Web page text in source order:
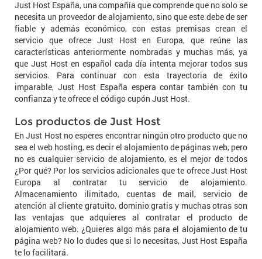
Just Host España, una compañía que comprende que no solo se
necesita un proveedor de alojamiento, sino que este debe de ser
fiable y además económico, con estas premisas crean el
servicio que ofrece Just Host en Europa, que reúne las
características anteriormente nombradas y muchas más, ya
que Just Host en español cada día intenta mejorar todos sus
servicios. Para continuar con esta trayectoria de éxito
imparable, Just Host España espera contar también con tu
confianza y te ofrece el código cupón Just Host.
Los productos de Just Host
En Just Host no esperes encontrar ningún otro producto que no
sea el web hosting, es decir el alojamiento de páginas web, pero
no es cualquier servicio de alojamiento, es el mejor de todos
¿Por qué? Por los servicios adicionales que te ofrece Just Host
Europa al contratar tu servicio de alojamiento.
Almacenamiento ilimitado, cuentas de mail, servicio de
atención al cliente gratuito, dominio gratis y muchas otras son
las ventajas que adquieres al contratar el producto de
alojamiento web. ¿Quieres algo más para el alojamiento de tu
página web? No lo dudes que si lo necesitas, Just Host España
te lo facilitará.